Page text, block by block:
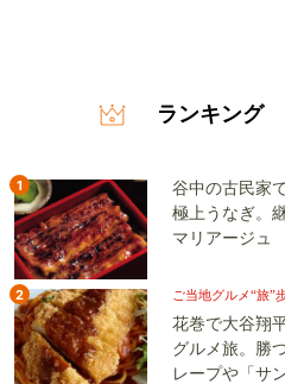
ランキング
1
谷中の古民家
極上うなぎ。
マリアージュ
2 ご当地グルメ“旅”
花巻で大谷翔
グルメ旅。勝
レープや「サ